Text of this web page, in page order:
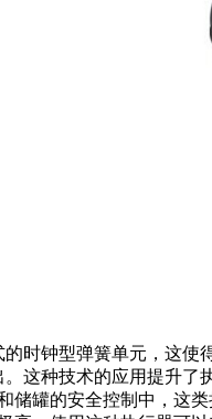
时钟型弹簧单元，这使
这种技术的应用提升了
罐的安全控制中，这